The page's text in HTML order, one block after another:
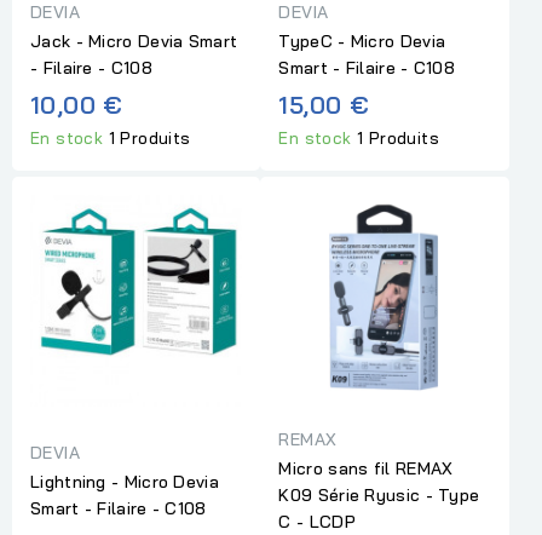
DEVIA
Jack - Micro Devia Smart
- Filaire - C108
10,00 €
En stock 1 Produits
DEVIA
TypeC - Micro Devia
Smart - Filaire - C108
15,00 €
En stock1 Produits
DEVIA
Lightning - Micro Devia
Smart - Filaire - C108
REMAX
Micro sans fil REMAX
K09 Série Ryusic - Type
C - LCDP